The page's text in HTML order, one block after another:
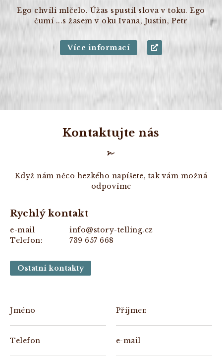
Ego chvíli mlčelo. Úžas spustil slova v toku. Ego
čumí ...s žasem v oku Ivana, Justin, Petr
Více informací
Kontaktujte nás
Když nám něco hezkého napíšete, tak vám možná
odpovíme
Rychlý kontakt
e-mail
info@story-telling.cz
Telefon:
739 657 668
Ostatní kontakty
Jméno Příjmení
Telefon e-mail